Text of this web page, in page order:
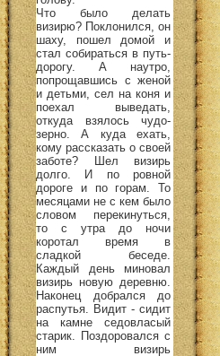
Что было делать
визирю? Поклонился, он
шаху, пошел домой и
стал собираться в путь-
дорогу. А наутро,
попрощавшись с женой
и детьми, сел на коня и
поехал выведать,
откуда взялось чудо-
зерно. А куда ехать,
кому рассказать о своей
заботе? Шел визирь
долго. И по ровной
дороге и по горам. То
месяцами не с кем было
словом перекинуться,
то с утра до ночи
коротал время в
сладкой беседе.
Каждый день миновал
визирь новую деревню.
Наконец добрался до
распутья. Видит - сидит
на камне седовласый
старик. Поздоровался с
ним визирь